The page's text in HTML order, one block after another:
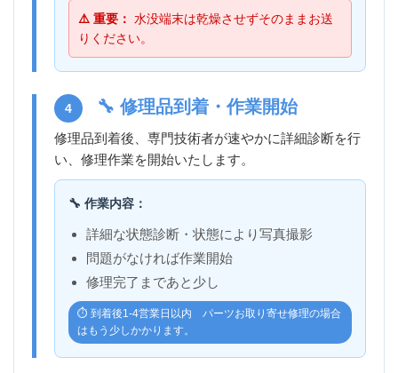
⚠️ 重要： 水没端末は乾燥させずそのままお送
りください。
4 🔧 修理品到着・作業開始
修理品到着後、専門技術者が速やかに詳細診断を行
い、修理作業を開始いたします。
🔧 作業内容：
詳細な状態診断・状態により写真撮影
問題がなければ作業開始
修理完了まであと少し
⏱️ 到着後1-4営業日以内 パーツお取り寄せ修理の場合
はもう少しかかります。